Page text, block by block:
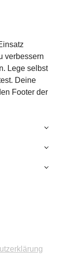
verbessern
Lege selbst
Deine
Footer der